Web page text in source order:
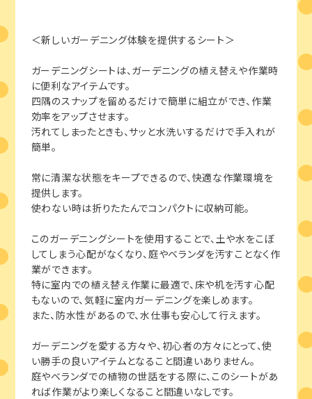
＜新しいガーデニング体験を提供するシート＞
ガーデニングシートは、ガーデニングの植え替えや作業時
に便利なアイテムです。
四隅のスナップを留めるだけで簡単に組立ができ、作業
効率をアップさせます。
汚れてしまったときも、サッと水洗いするだけで手入れが
簡単。
常に清潔な状態をキープできるので、快適な作業環境を
提供します。
使わない時は折りたたんでコンパクトに収納可能。
このガーデニングシートを使用することで、土や水をこぼ
してしまう心配がなくなり、庭やベランダを汚すことなく作
業ができます。
特に室内での植え替え作業に最適で、床や机を汚す心配
もないので、気軽に室内ガーデニングを楽しめます。
また、防水性があるので、水仕事も安心して行えます。
ガーデニングを愛する方々や、初心者の方々にとって、使
い勝手の良いアイテムとなること間違いありません。
庭やベランダでの植物の世話をする際に、このシートがあ
れば作業がより楽しくなること間違いなしです。